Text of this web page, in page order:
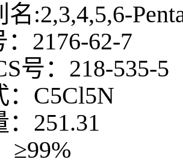
名 :2,3,4,5,6-
：2176-62-7
号：218-535-5
C5Cl5N
251.31
≥99%